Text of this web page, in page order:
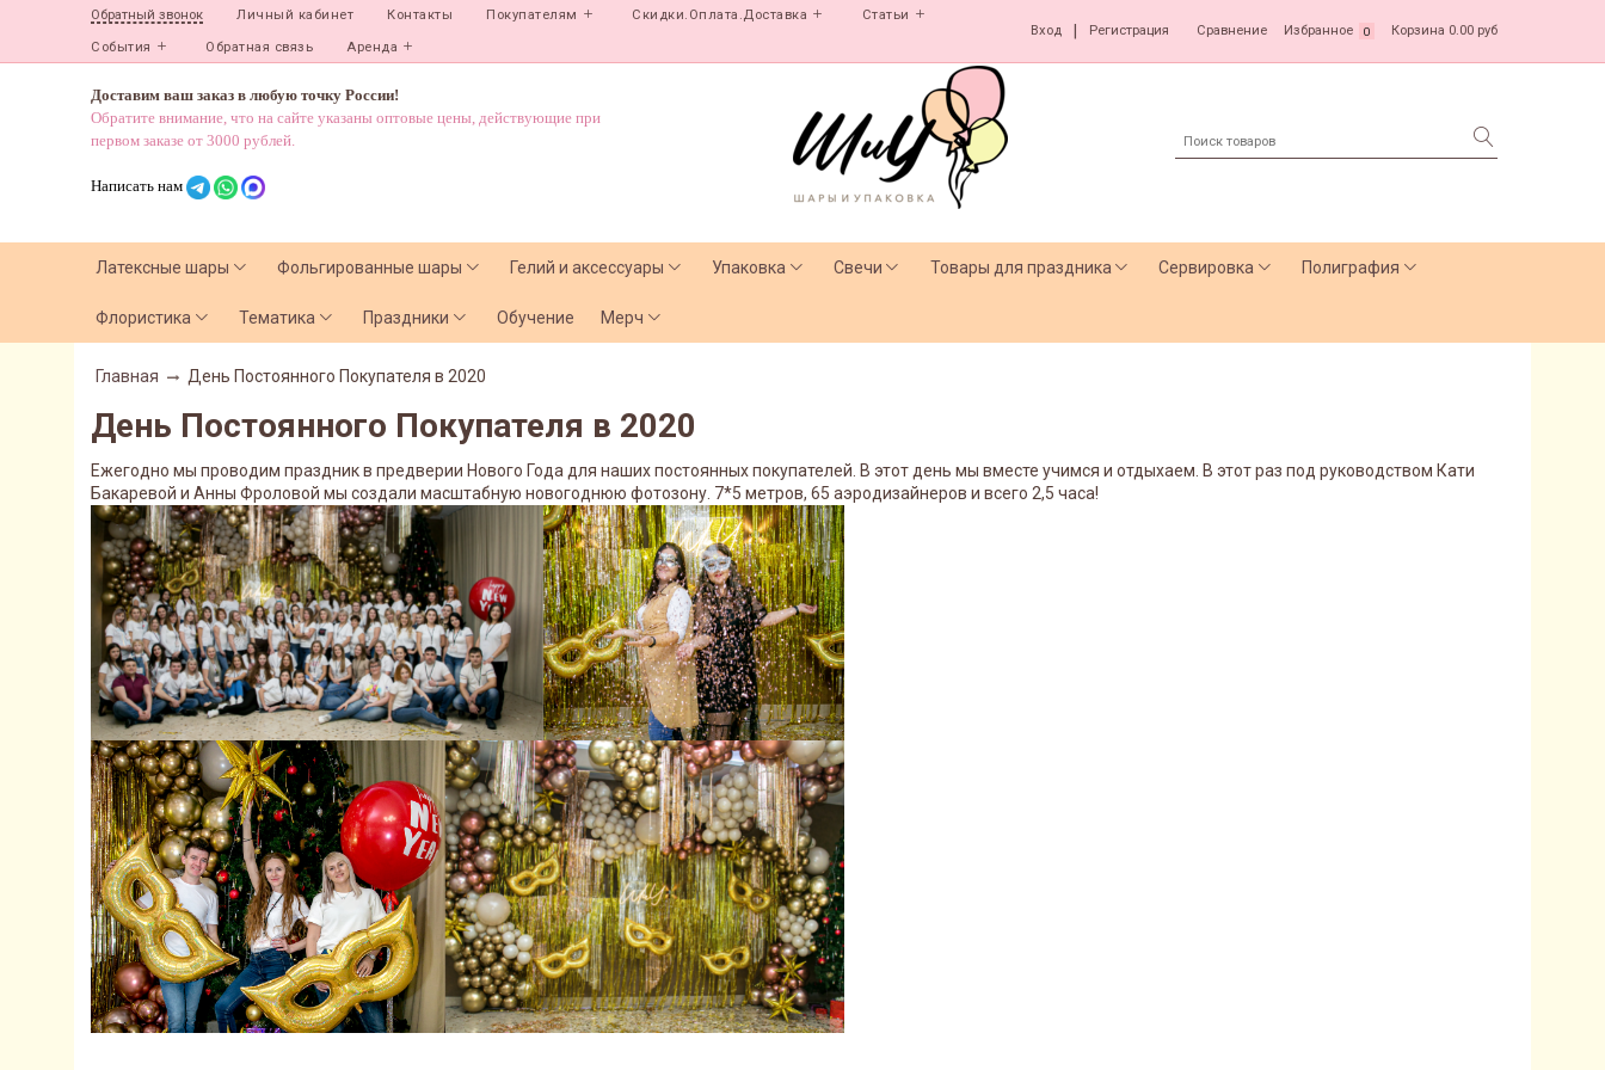
Обратный звонок Личный кабинет Контакты Покупателям Скидки.Оплата.Доставка Статьи
События Обратная связь Аренда
Вход Регистрация Сравнение Избранное 0 Корзина 0.00 руб
Доставим ваш заказ в любую точку России!
Обратите внимание, что на сайте указаны оптовые цены, действующие при
первом заказе от 3000 рублей.
Написать нам
Латексные шары Фольгированные шары Гелий и аксессуары Упаковка Свечи Товары для праздника Сервировка Полиграфия
Флористика Тематика Праздники Обучение Мерч
Главная День Постоянного Покупателя в 2020
День Постоянного Покупателя в 2020
Ежегодно мы проводим праздник в предверии Нового Года для наших постоянных покупателей. В этот день мы вместе учимся и отдыхаем. В этот раз под руководством Кати
Бакаревой и Анны Фроловой мы создали масштабную новогоднюю фотозону. 7*5 метров, 65 аэродизайнеров и всего 2,5 часа!